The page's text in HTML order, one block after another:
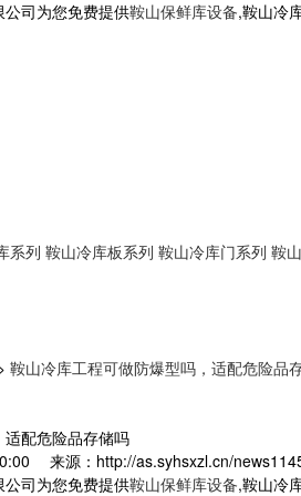
司为您免费提供鞍山保鲜库设备,鞍山冷
系列 鞍山冷库板系列 鞍山冷库门系列 鞍
鞍山冷库工程可做防爆型吗，适配危险品
配危险品存储吗
来源：http://as.syhsxzl.cn/
司为您免费提供鞍山保鲜库设备,鞍山冷